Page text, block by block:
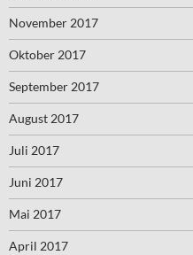
November 2017
Oktober 2017
September 2017
August 2017
Juli 2017
Juni 2017
Mai 2017
April 2017